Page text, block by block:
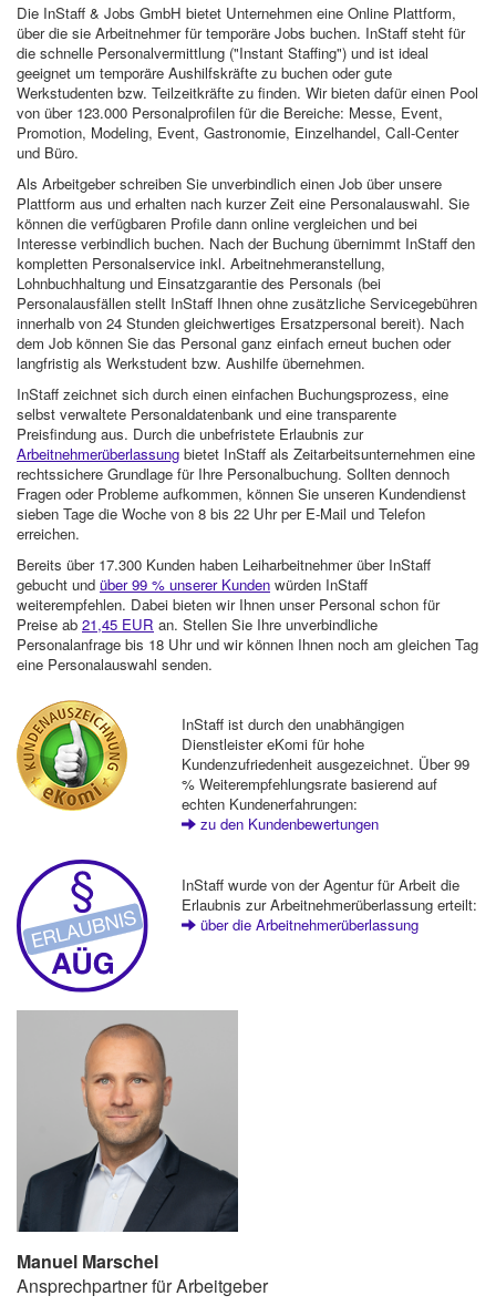
Die InStaff & Jobs GmbH bietet Unternehmen eine Online Plattform,
über die sie Arbeitnehmer für temporäre Jobs buchen. InStaff steht für
die schnelle Personalvermittlung ("Instant Staffing") und ist ideal
geeignet um temporäre Aushilfskräfte zu buchen oder gute
Werkstudenten bzw. Teilzeitkräfte zu finden. Wir bieten dafür einen Pool
von über 123.000 Personalprofilen für die Bereiche: Messe, Event,
Promotion, Modeling, Event, Gastronomie, Einzelhandel, Call-Center
und Büro.
Als Arbeitgeber schreiben Sie unverbindlich einen Job über unsere
Plattform aus und erhalten nach kurzer Zeit eine Personalauswahl. Sie
können die verfügbaren Profile dann online vergleichen und bei
Interesse verbindlich buchen. Nach der Buchung übernimmt InStaff den
kompletten Personalservice inkl. Arbeitnehmeranstellung,
Lohnbuchhaltung und Einsatzgarantie des Personals (bei
Personalausfällen stellt InStaff Ihnen ohne zusätzliche Servicegebühren
innerhalb von 24 Stunden gleichwertiges Ersatzpersonal bereit). Nach
dem Job können Sie das Personal ganz einfach erneut buchen oder
langfristig als Werkstudent bzw. Aushilfe übernehmen.
InStaff zeichnet sich durch einen einfachen Buchungsprozess, eine
selbst verwaltete Personaldatenbank und eine transparente
Preisfindung aus. Durch die unbefristete Erlaubnis zur
Arbeitnehmerüberlassung bietet InStaff als Zeitarbeitsunternehmen eine
rechtssichere Grundlage für Ihre Personalbuchung. Sollten dennoch
Fragen oder Probleme aufkommen, können Sie unseren Kundendienst
sieben Tage die Woche von 8 bis 22 Uhr per E-Mail und Telefon
erreichen.
Bereits über 17.300 Kunden haben Leiharbeitnehmer über InStaff
gebucht und über 99 % unserer Kunden würden InStaff
weiterempfehlen. Dabei bieten wir Ihnen unser Personal schon für
Preise ab 21,45 EUR an. Stellen Sie Ihre unverbindliche
Personalanfrage bis 18 Uhr und wir können Ihnen noch am gleichen Tag
eine Personalauswahl senden.
InStaff ist durch den unabhängigen
Dienstleister eKomi für hohe
Kundenzufriedenheit ausgezeichnet. Über 99
% Weiterempfehlungsrate basierend auf
echten Kundenerfahrungen:
zu den Kundenbewertungen
InStaff wurde von der Agentur für Arbeit die
Erlaubnis zur Arbeitnehmerüberlassung erteilt:
über die Arbeitnehmerüberlassung
Manuel Marschel
Ansprechpartner für Arbeitgeber